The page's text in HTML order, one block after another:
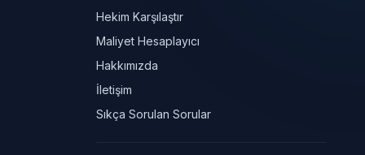
Hekim Karşılaştır
Maliyet Hesaplayıcı
Hakkımızda
İletişim
Sıkça Sorulan Sorular